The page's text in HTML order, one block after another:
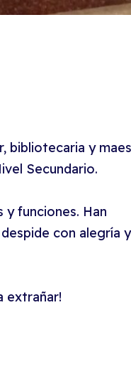
bibliotecaria y
Secundario.
funciones. Han
con alegría y
extrañar!